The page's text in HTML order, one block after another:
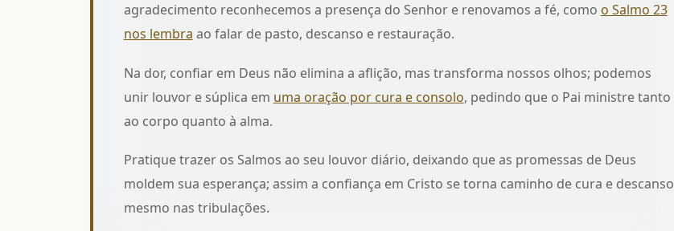
agradecimento reconhecemos a presença do Senhor e renovamos a fé, como o Salmo 23
nos lembra ao falar de pasto, descanso e restauração.
Na dor, confiar em Deus não elimina a aflição, mas transforma nossos olhos; podemos
unir louvor e súplica em uma oração por cura e consolo, pedindo que o Pai ministre tanto
ao corpo quanto à alma.
Pratique trazer os Salmos ao seu louvor diário, deixando que as promessas de Deus
moldem sua esperança; assim a confiança em Cristo se torna caminho de cura e descanso
mesmo nas tribulações.